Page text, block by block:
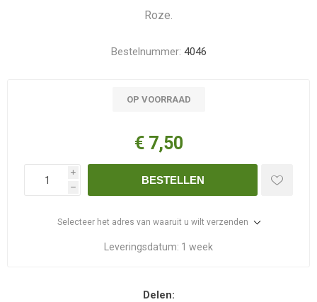
Roze.
Bestelnummer: 4046
OP VOORRAAD
€ 7,50
i
h
BESTELLEN
Selecteer het adres van waaruit u wilt verzenden
Leveringsdatum: 1 week
Delen: